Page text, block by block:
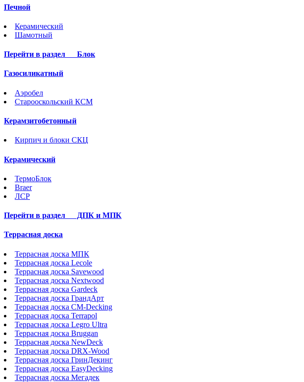
Печной
Керамический
Шамотный
Перейти в раздел Блок
Газосиликатный
Аэробел
Старооскольский КСМ
Керамзитобетонный
Кирпич и блоки СКЦ
Керамический
ТермоБлок
Braer
ЛСР
Перейти в раздел ДПК и МПК
Террасная доска
Террасная доска МПК
Террасная доска Lecole
Террасная доска Savewood
Террасная доска Nextwood
Террасная доска Gardeck
Террасная доска ГрандАрт
Террасная доска CM-Decking
Террасная доска Terrapol
Террасная доска Legro Ultra
Террасная доска Bruggan
Террасная доска NewDeck
Террасная доска DRX-Wood
Террасная доска ГринДекинг
Террасная доска EasyDecking
Террасная доска Мегадек